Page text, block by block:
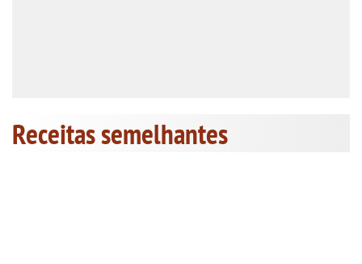
Receitas semelhantes